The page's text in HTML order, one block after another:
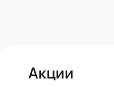
Акции